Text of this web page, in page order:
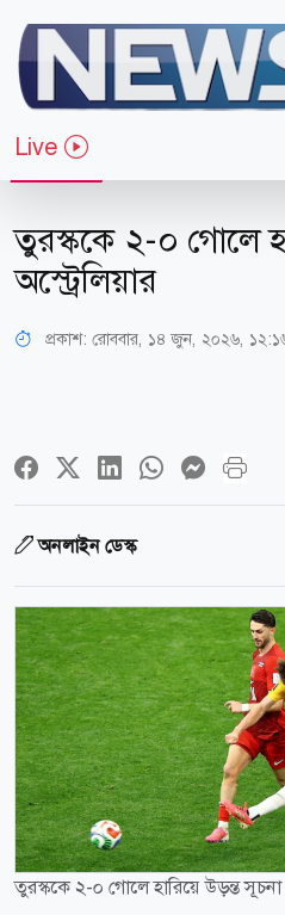
Live
খেলাধুলা
তুরস্ককে ২-০ গোলে
অস্ট্রেলিয়ার
প্রকাশ: রোববার, ১৪ জুন, ২০২৬,
অনলাইন ডেস্ক
তুরস্ককে ২-০ গোলে হারিয়ে উড়ন্ত সূচনা